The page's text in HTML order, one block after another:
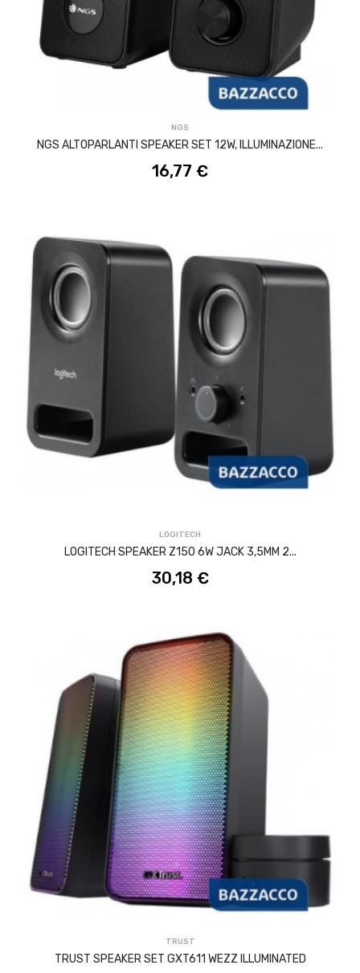
NGS
NGS ALTOPARLANTI SPEAKER SET 12W, ILLUMINAZIONE...
16,77 €
ACQUISTA
LOGITECH
LOGITECH SPEAKER Z150 6W JACK 3,5MM 2...
30,18 €
TRUST
TRUST SPEAKER SET GXT611 WEZZ ILLUMINATED
ACQUISTA